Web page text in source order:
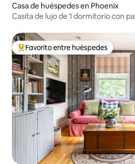
Casa de huéspedes en Phoenix
Casita de lujo de 1 dormitorio con
Favorito entre huéspedes preferido
Favorito entre huéspedes